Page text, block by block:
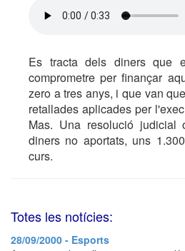
Es tracta dels diners que
comprometre per finançar
zero a tres anys, i que van
retallades aplicades per
Mas. Una resolució judicial
diners no aportats, uns
curs.
Totes les notícies:
28/09/2000 - Esports